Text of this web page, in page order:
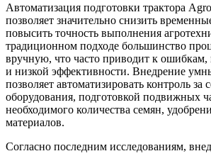
Автоматизация подготовки трактора
позволяет значительно снизить
повысить точность выполнения
традиционном подходе большинство
вручную, что часто приводит к ошибкам,
и низкой эффективности. Внедрение
позволяет автоматизировать контроль за
оборудования, подготовкой подвижных
необходимого количества семян,
материалов.
Согласно последним исследованиям,